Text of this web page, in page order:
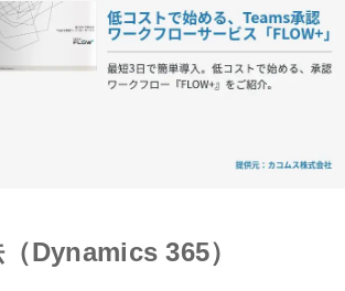
Dynamics 365）